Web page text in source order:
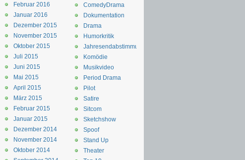
ComedyDrama
Dokumentation
Drama
Humorkritik
Jahresendabstimmung
Komödie
Musikvideo
Period Drama
Pilot
Satire
Sitcom
Sketchshow
Spoof
Stand Up
Theater
Februar 2016
Januar 2016
Dezember 2015
November 2015
Oktober 2015
Juli 2015
Juni 2015
Mai 2015
April 2015
März 2015
Februar 2015
Januar 2015
Dezember 2014
November 2014
Oktober 2014